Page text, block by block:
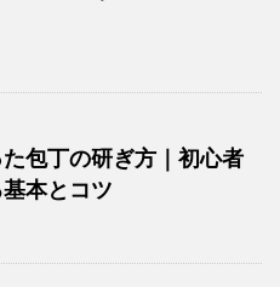
包丁の研ぎ方｜初心者
本とコツ